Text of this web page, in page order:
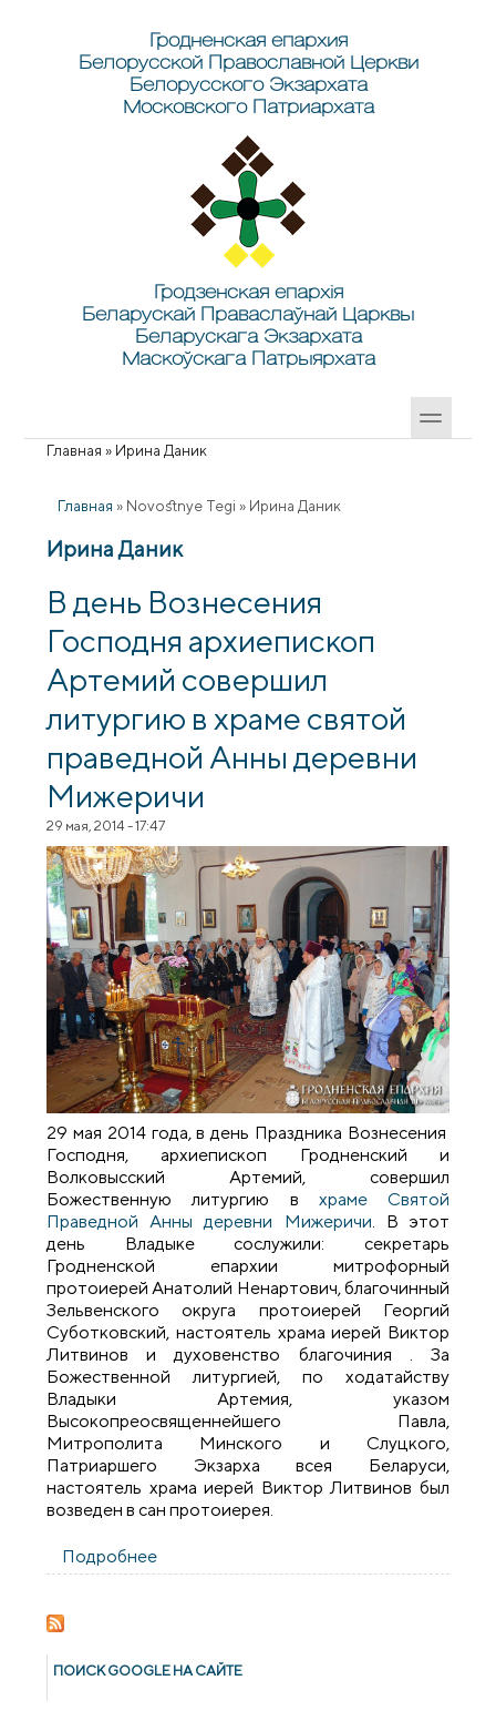
Гродненская епархия
Белорусской Православной Церкви
Белорусского Экзархата
Московского Патриархата
Гродзенская епархія
Беларускай Праваслаўнай Царквы
Беларускага Экзархата
Маскоўскага Патрыярхата
Вы здесь
Главная » Ирина Даник
Главная » Novostnye Tegi » Ирина Даник
Ирина Даник
В день Вознесения
Господня архиепископ
Артемий совершил
литургию в храме святой
праведной Анны деревни
Мижеричи
29 мая, 2014 - 17:47
29 мая 2014 года, в день Праздника Вознесения
Господня, архиепископ Гродненский и
Волковысский Артемий, совершил
Божественную литургию в храме Святой
Праведной Анны деревни Мижеричи. В этот
день Владыке сослужили: секретарь
Гродненской епархии митрофорный
протоиерей Анатолий Ненартович, благочинный
Зельвенского округа протоиерей Георгий
Суботковский, настоятель храма иерей Виктор
Литвинов и духовенство благочиния . За
Божественной литургией, по ходатайству
Владыки Артемия, указом
Высокопреосвященнейшего Павла,
Митрополита Минского и Слуцкого,
Патриаршего Экзарха всея Беларуси,
настоятель храма иерей Виктор Литвинов был
возведен в сан протоиерея.
Подробнее
архиепископ Артемий совершил
ПОИСК GOОGLE НА САЙТЕ